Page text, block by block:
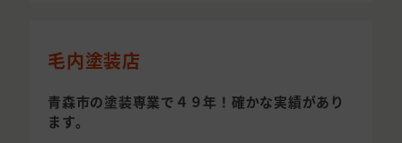
毛内塗装店
青森市の塗装専業で４９年！確かな実績があり
ます。